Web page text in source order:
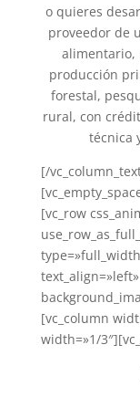
o quieres
proveedor de
alimentario,
producción
forestal,
rural, con
técnica
[/
[vc_row
text_align=»left»
[vc_column
width=»1/